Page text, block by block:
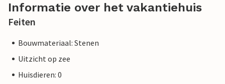
Informatie over het vakantiehuis
Feiten
Bouwmateriaal: Stenen
Uitzicht op zee
Huisdieren: 0